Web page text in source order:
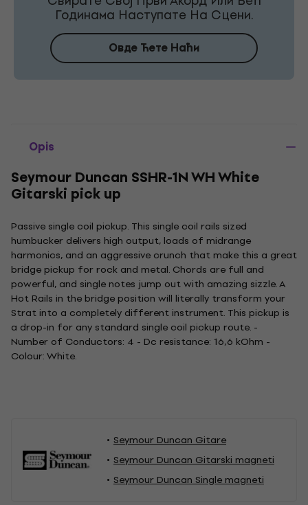
Годинама Наступате На Сцени.
Овде Ћете Наћи
Opis
Seymour Duncan SSHR-1N WH White
Gitarski pick up
Passive single coil pickup. This single coil rails sized
humbucker delivers high output, loads of midrange
harmonics, and an aggressive crunch that make this a great
bridge pickup for rock and metal. Chords are full and
powerful, and single notes jump out with amazing sizzle. A
Hot Rails in the bridge position will literally transform your
Strat into a completely different instrument. This pickup is
a drop-in for any standard single coil pickup route. -
Number of Conductors: 4 - Dc resistance: 16,6 kOhm -
Colour: White.
Seymour Duncan Gitare
Seymour Duncan Gitarski magneti
Seymour Duncan Single magneti